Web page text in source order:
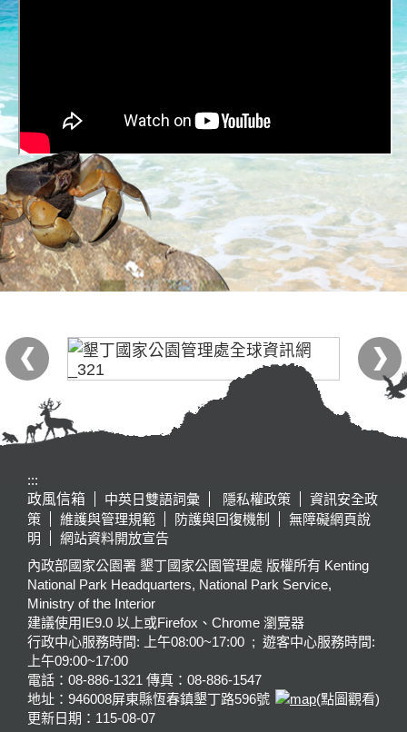
:::
政風信箱
中英日雙語詞彙 隱私權政策
資訊安全政
策
維護與管理規範 防護與回復機制
無障礙網頁說
明
網站資料開放宣告
內政部國家公園署 墾丁國家公園管理處 版權所有 Kenting
National Park Headquarters, National Park Service,
Ministry of the Interior
建議使用IE9.0 以上或Firefox、Chrome 瀏覽器
行政中心服務時間: 上午08:00~17:00 ; 遊客中心服務時間:
上午09:00~17:00
電話：08-886-1321 傳真：08-886-1547
地址：946008屏東縣恆春鎮墾丁路596號
(點圖觀看)
更新日期： 115-08-07